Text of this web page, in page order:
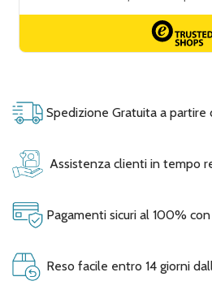
Spedizione Gratuita a partire
Assistenza clienti in tempo
Pagamenti sicuri al 100%
Reso facile entro 14 giorni